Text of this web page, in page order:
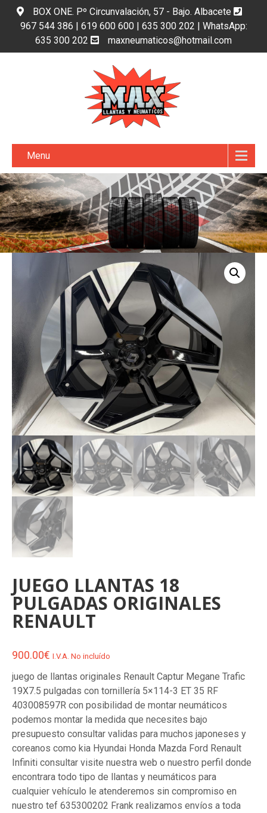
BOX ONE. Pº Circunvalación, 57 - Bajo. Albacete
967 544 386 | 619 600 600 | 635 300 202 | WhatsApp:
635 300 202
maxneumaticos@hotmail.com
Menu
JUEGO LLANTAS 18
PULGADAS ORIGINALES
RENAULT
900.00€ I.V.A. No incluído
juego de llantas originales Renault Captur Megane Trafic
19X7.5 pulgadas con tornillería 5×114-3 ET 35 RF
403008597R con posibilidad de montar neumáticos
podemos montar la medida que necesites bajo
presupuesto consultar validas para muchos japoneses y
coreanos como kia Hyundai Honda Mazda Ford Renault
Infiniti consultar visite nuestra web o nuestro perfil donde
encontrara todo tipo de llantas y neumáticos para
cualquier vehículo le atenderemos sin compromiso en
nuestro tef 635300202 Frank realizamos envíos a toda